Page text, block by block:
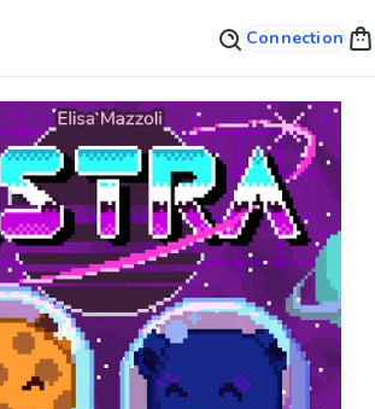
Connection